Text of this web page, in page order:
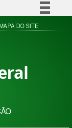
informação
DO SITE